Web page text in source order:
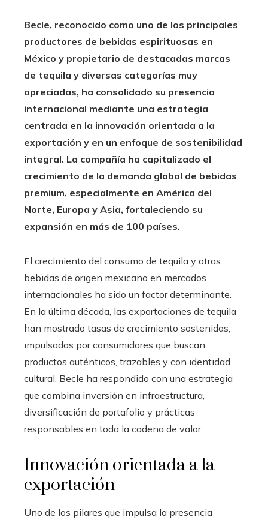
Becle, reconocido como uno de los principales
productores de bebidas espirituosas en
México y propietario de destacadas marcas
de tequila y diversas categorías muy
apreciadas, ha consolidado su presencia
internacional mediante una estrategia
centrada en la innovación orientada a la
exportación y en un enfoque de sostenibilidad
integral. La compañía ha capitalizado el
crecimiento de la demanda global de bebidas
premium, especialmente en América del
Norte, Europa y Asia, fortaleciendo su
expansión en más de 100 países.
El crecimiento del consumo de tequila y otras
bebidas de origen mexicano en mercados
internacionales ha sido un factor determinante.
En la última década, las exportaciones de tequila
han mostrado tasas de crecimiento sostenidas,
impulsadas por consumidores que buscan
productos auténticos, trazables y con identidad
cultural. Becle ha respondido con una estrategia
que combina inversión en infraestructura,
diversificación de portafolio y prácticas
responsables en toda la cadena de valor.
Innovación orientada a la
exportación
Uno de los pilares que impulsa la presencia